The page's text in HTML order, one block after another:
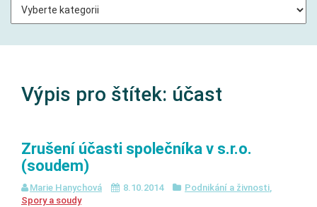
Výpis pro štítek: účast
Zrušení účasti společníka v s.r.o.
(soudem)
Marie Hanychová 8.10.2014 Podnikání a živnosti,
Spory a soudy